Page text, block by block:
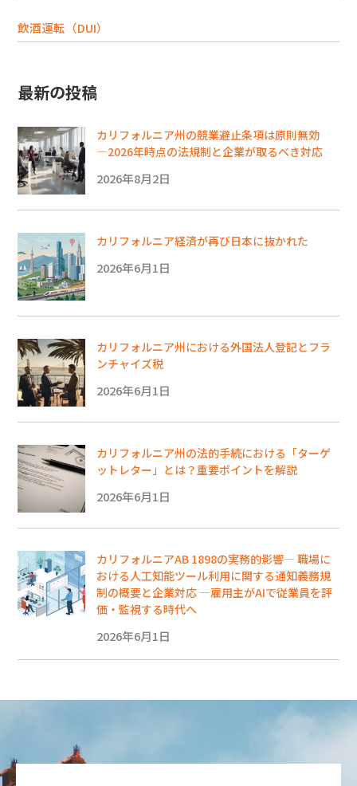
飲酒運転（DUI）
最新の投稿
カリフォルニア州の競業避止条項は原則無効
―2026年時点の法規制と企業が取るべき対応
2026年8月2日
カリフォルニア経済が再び日本に抜かれた
2026年6月1日
カリフォルニア州における外国法人登記とフラ
ンチャイズ税
2026年6月1日
カリフォルニア州の法的手続における「ターゲ
ットレター」とは？重要ポイントを解説
2026年6月1日
カリフォルニアAB 1898の実務的影響― 職場に
おける人工知能ツール利用に関する通知義務規
制の概要と企業対応 ―雇用主がAIで従業員を評
価・監視する時代へ
2026年6月1日